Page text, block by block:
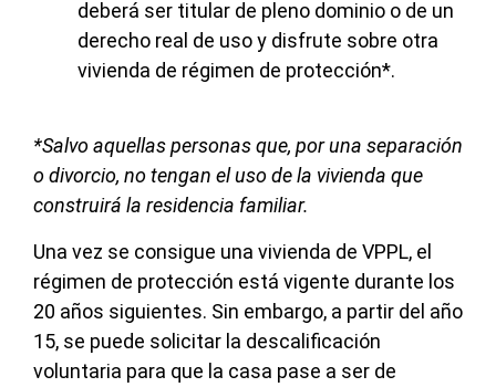
deberá ser titular de pleno dominio o de un
derecho real de uso y disfrute sobre otra
vivienda de régimen de protección*.
*Salvo aquellas personas que, por una separación
o divorcio, no tengan el uso de la vivienda que
construirá la residencia familiar.
Una vez se consigue una vivienda de VPPL, el
régimen de protección está vigente durante los
20 años siguientes. Sin embargo, a partir del año
15, se puede solicitar la descalificación
voluntaria para que la casa pase a ser de